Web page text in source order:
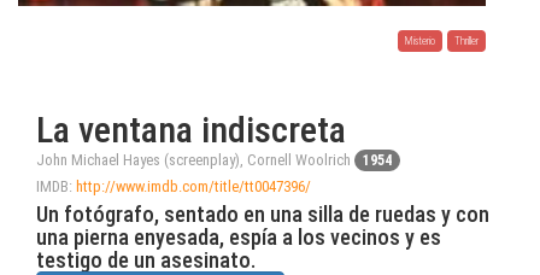
Misterio Thriller
La ventana indiscreta
John Michael Hayes (screenplay), Cornell Woolrich 1954
IMDB: http://www.imdb.com/title/tt0047396/
Un fotógrafo, sentado en una silla de ruedas y con
una pierna enyesada, espía a los vecinos y es
testigo de un asesinato.